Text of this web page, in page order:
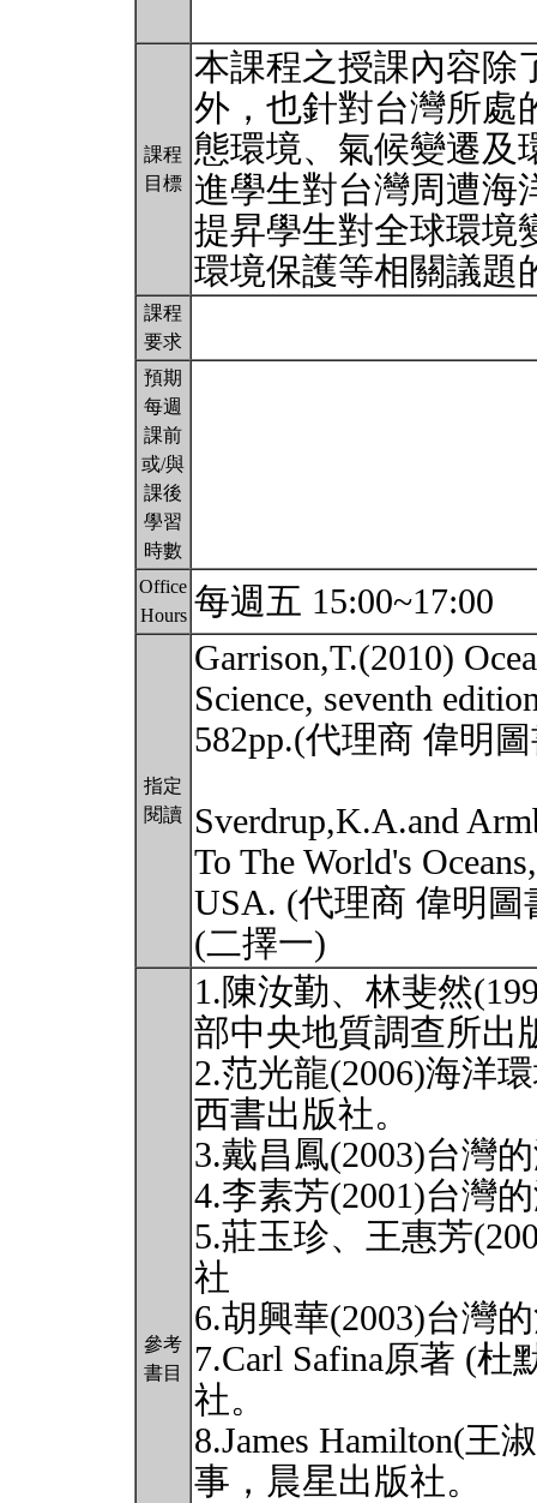
課程
目標
本課程之授課內容除
外，也針對台灣所處
態環境、氣候變遷及
進學生對台灣周遭海
提昇學生對全球環境
環境保護等相關議
課程
要求
預期
每週
課前
或/與
課後
學習
時數
Office
Hours 每週五 15:00~17:00
指定
閱讀
Garrison,T.(2010)
Science, seventh
582pp.(代理商 偉明
Sverdrup,K.A.and
To The World's
USA. (代理商 偉明圖
(二擇一)
參考
書目
1.陳汝勤、林斐然
部中央地質調查所出
2.范光龍(2006)海洋
西書出版社。
3.戴昌鳳(2003)台灣
4.李素芳(2001)台灣
5.莊玉珍、王惠芳
社
6.胡興華(2003)台灣
7.Carl Safina原著 (
社。
8.James Hamilton(王
事，晨星出版社。